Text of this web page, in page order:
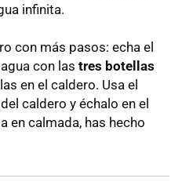
infinita.
con más pasos: echa el
con las tres botellas
en el caldero. Usa el
caldero y échalo en el
en calmada, has hecho